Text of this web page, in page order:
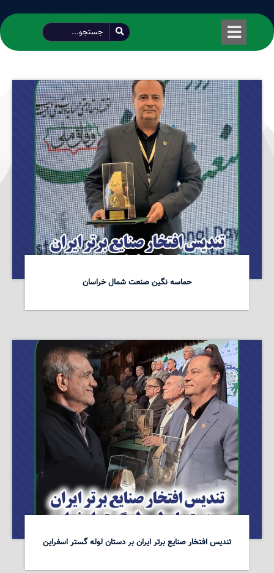
طراحی شده توسط محمود سیفی | 4215 887 0915
حماسه نگین صنعت شمال خراسان
تندیس افتخار صنایع برتر ایران بر دستان لوله گستر اسفراین